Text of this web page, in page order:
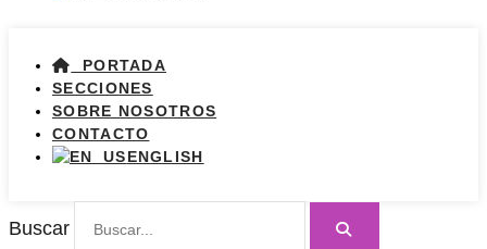
PORTADA
SECCIONES
SOBRE NOSOTROS
CONTACTO
ENGLISH
Buscar